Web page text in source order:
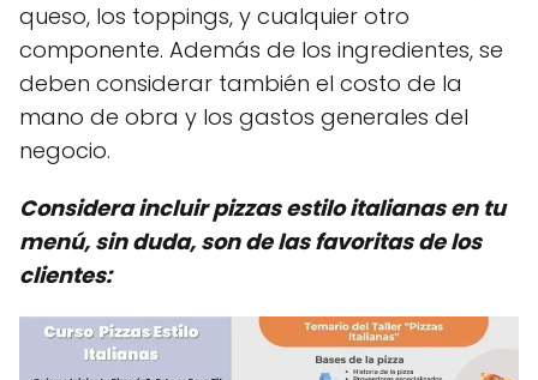
queso, los toppings, y cualquier otro
componente. Además de los ingredientes, se
deben considerar también el costo de la
mano de obra y los gastos generales del
negocio.
Considera incluir pizzas estilo italianas en tu
menú, sin duda, son de las favoritas de los
clientes: